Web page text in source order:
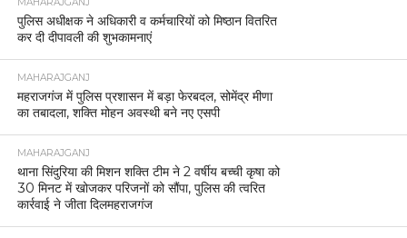
पुलिस अधीक्षक ने अधिकारी व कर्मचारियों को मिष्ठान वितरित
कर दी दीपावली की शुभकामनाएं
MAHARAJGANJ
महराजगंज में पुलिस प्रशासन में बड़ा फेरबदल, सोमेंद्र मीणा
का तबादला, शक्ति मोहन अवस्थी बने नए एसपी
MAHARAJGANJ
थाना सिंदुरिया की मिशन शक्ति टीम ने 2 वर्षीय बच्ची कृषा को
30 मिनट में खोजकर परिजनों को सौंपा, पुलिस की त्वरित
कार्रवाई ने जीता दिलमहराजगंज